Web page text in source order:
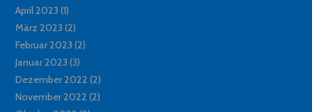
April 2023 (1)
März 2023 (2)
Februar 2023 (2)
Januar 2023 (3)
Dezember 2022 (2)
November 2022 (2)